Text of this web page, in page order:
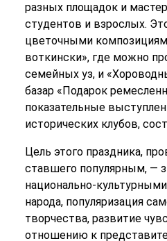
разных площадок и
студентов и взрослых.
цветочными
воткински», где можно
семейных уз, и
базар «Подарок
показательные
исторических клубов,
Цель этого праздника,
ставшего популярным, —
национально-
народа, популяризация
творчества, развитие
отношению к